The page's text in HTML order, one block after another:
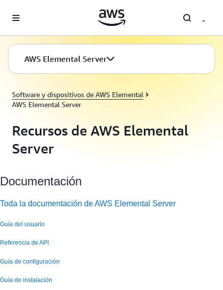
AWS Elemental Server
Software y dispositivos de AWS Elemental
AWS Elemental Server
Recursos de AWS Elemental
Server
Documentación
Toda la documentación de AWS Elemental Server
Guía del usuario
Referencia de API
Guía de configuración
Guía de instalación